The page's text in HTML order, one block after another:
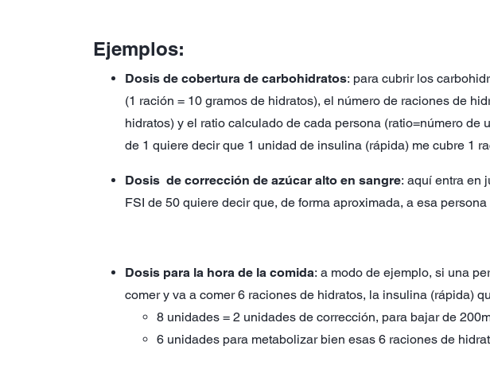
Ejemplos:
Dosis de cobertura de carbohidratos: para cubrir los
(1 ración = 10 gramos de hidratos), el número de raciones de
hidratos) y el ratio calculado de cada persona (ratio=número
de 1 quiere decir que 1 unidad de insulina (rápida) me cubre 1
Dosis de corrección de azúcar alto en sangre: aquí entra en
FSI de 50 quiere decir que, de forma aproximada, a esa
Dosis para la hora de la comida: a modo de ejemplo, si una
comer y va a comer 6 raciones de hidratos, la insulina (rápida)
8 unidades = 2 unidades de corrección, para bajar de
6 unidades para metabolizar bien esas 6 raciones de